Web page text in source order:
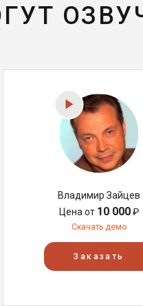
Владимир Зайцев
Цена от 10 000₽
Скачать демо
Заказать